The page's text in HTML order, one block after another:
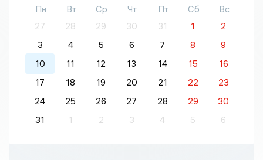
Пн Вт Ср Чт Пт Сб
Вс
27
28 29 30 31 1
2
3
4 5 6 7 8
9
10
11 12 13 14 15
16
17
18 19 20 21 22
23
24
25 26 27 28 29
30
31
1 2 3 4 5 6